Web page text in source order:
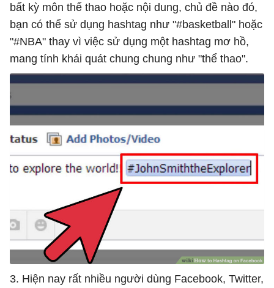
bất kỳ môn thể thao hoặc nội dung, chủ đề nào đó,
bạn có thể sử dụng hashtag như "#basketball" hoặc
"#NBA" thay vì việc sử dụng một hashtag mơ hồ,
mang tính khái quát chung chung như "thể thao".
3. Hiện nay rất nhiều người dùng Facebook, Twitter,